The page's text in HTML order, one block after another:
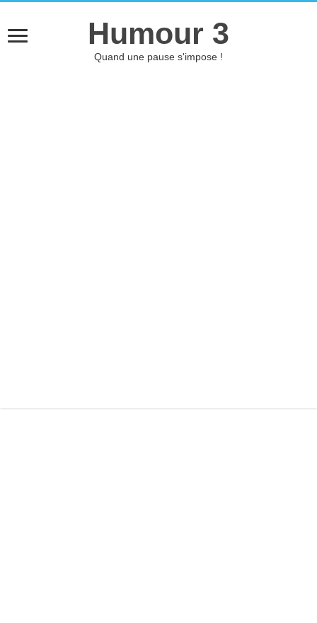
Humour 3
Quand une pause s'impose !